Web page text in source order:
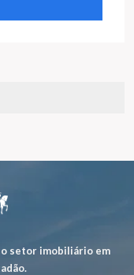
setor imobiliário em